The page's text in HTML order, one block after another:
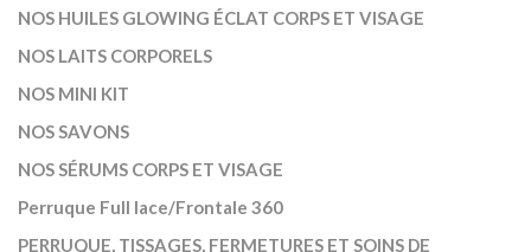
NOS HUILES GLOWING ÉCLAT CORPS ET VISAGE
NOS LAITS CORPORELS
NOS MINI KIT
NOS SAVONS
NOS SÉRUMS CORPS ET VISAGE
Perruque Full lace/Frontale 360
PERRUQUE, TISSAGES, FERMETURES ET SOINS DE